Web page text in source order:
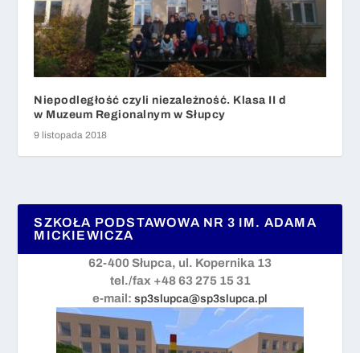
Niepodległość czyli niezależność. Klasa II d
w Muzeum Regionalnym w Słupcy
9 listopada 2018
SZKOŁA PODSTAWOWA NR 3 IM. ADAMA
MICKIEWICZA
62-400 Słupca, ul. Kopernika 13
tel./fax +48 63 275 15 31
e-mail: sp3slupca@sp3slupca.pl